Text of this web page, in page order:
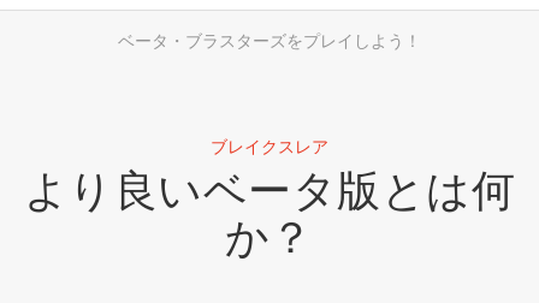
ベータ・ブラスターズをプレイしよう！
ブレイクスレア
より良いベータ版とは何
か？